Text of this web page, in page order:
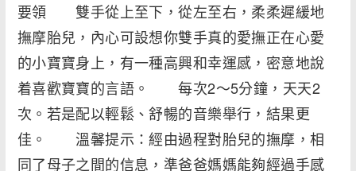
要領 雙手從上至下，從左至右，柔柔遲緩地
撫摩胎兒，內心可設想你雙手真的愛撫正在心愛
的小寶寶身上，有一種高興和幸運感，密意地說
着喜歡寶寶的言語。 每次2～5分鐘，天天2
次。若是配以輕鬆、舒暢的音樂舉行，結果更
佳。 溫馨提示：經由過程對胎兒的撫摩，相
同了母子之間的信息，準爸爸媽媽能夠經過手感